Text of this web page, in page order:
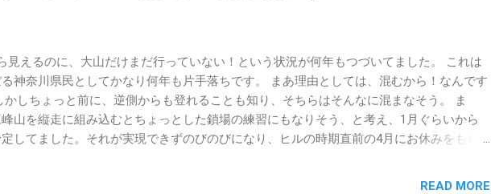
見えるのに、大山だけまだ行っていない！という状況が何年もつづいてました。 これは
神奈川県民としてかなり何年も片手落ちです。 まあ理由としては、混むから！なんです
かしちょっと前に、逆側からも登れることも知り、そちらはそんなに混まなそう。 ま
山を縦走に組み込むとちょっとした鎖場の練習にもなりそう、と考え、1月ぐらいから
してました。それが実現できずのびのびになり、ヒルの時期直前の4月にお休みをもら
READ MORE